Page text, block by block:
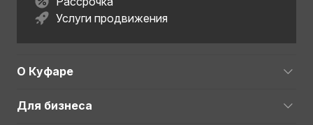
Услуги продвижения
О Куфаре
Для бизнеса